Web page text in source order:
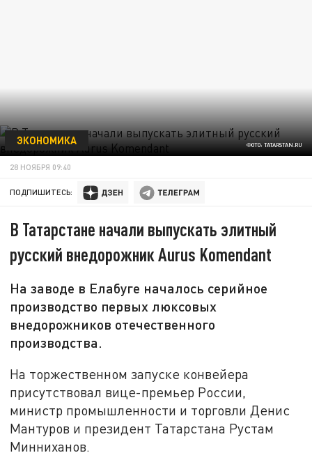
ФОТО: TATARSTAN.RU
ЭКОНОМИКА
28 НОЯБРЯ 09:40
ПОДПИШИТЕСЬ:
В Татарстане начали выпускать элитный
русский внедорожник Aurus Komendant
На заводе в Елабуге началось серийное
производство первых люксовых
внедорожников отечественного
производства.
На торжественном запуске конвейера
присутствовал вице-премьер России,
министр промышленности и торговли Денис
Мантуров и президент Татарстана Рустам
Минниханов.